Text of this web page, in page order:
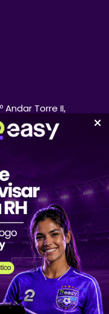
Andar Torre II,